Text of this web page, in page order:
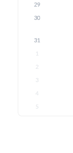
29
30
31
1
2
3
4
5